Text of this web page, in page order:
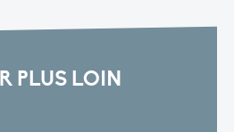
PLUS LOIN